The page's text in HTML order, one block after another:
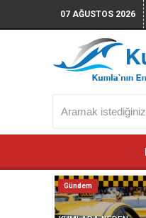
07 AĞUSTOS 2026
Gündem